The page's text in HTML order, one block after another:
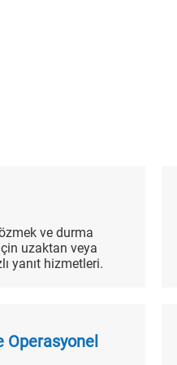
ve durma
uzaktan veya
yanıt hizmetleri.
Operasyonel